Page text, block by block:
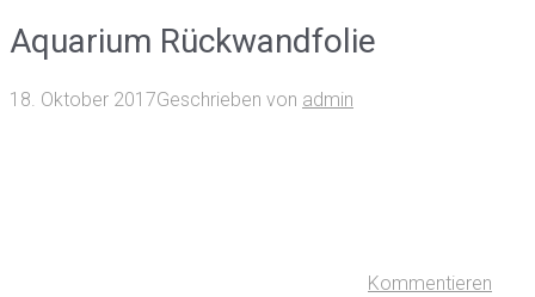
Aquarium Rückwandfolie
18. Oktober 2017Geschrieben von admin
Kommentieren